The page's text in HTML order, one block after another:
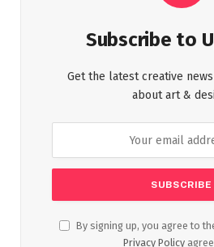
Subscribe to
Get the latest creative
about art &
By signing up, you agree to
Privacy Policy